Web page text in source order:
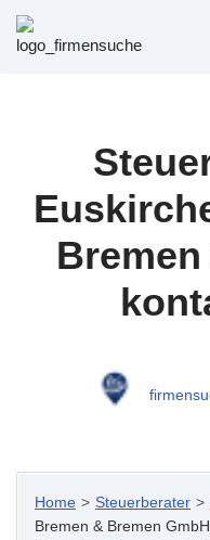
Zum
Home > Steuerberater >
Bremen & Bremen